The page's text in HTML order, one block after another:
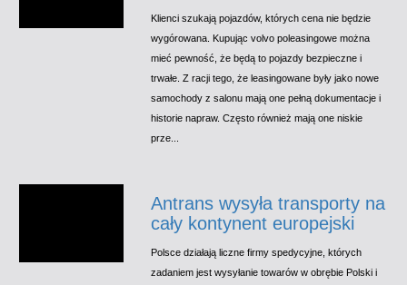
Klienci szukają pojazdów, których cena nie będzie
wygórowana. Kupując volvo poleasingowe można
mieć pewność, że będą to pojazdy bezpieczne i
trwałe. Z racji tego, że leasingowane były jako nowe
samochody z salonu mają one pełną dokumentacje i
historie napraw. Często również mają one niskie
prze...
Antrans wysyła transporty na
cały kontynent europejski
Polsce działają liczne firmy spedycyjne, których
zadaniem jest wysyłanie towarów w obrębie Polski i